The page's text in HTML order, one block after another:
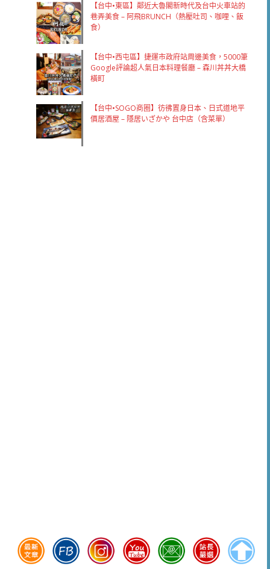
【台中•東區】鄰近大魯閣新時代及台中火車站的
巷弄美食 – 阿飛BRUNCH（熱壓吐司、咖哩、飯
食）
【台中•西屯區】捷運市政府站周邊美食，5000筆
Google評論超人氣日本料理餐廳 – 森川丼丼大橋
橫町
【台中•SOGO商圈】彷彿置身日本、日式道地平
價居酒屋 – 隱居いざかや 台中店（含菜單）